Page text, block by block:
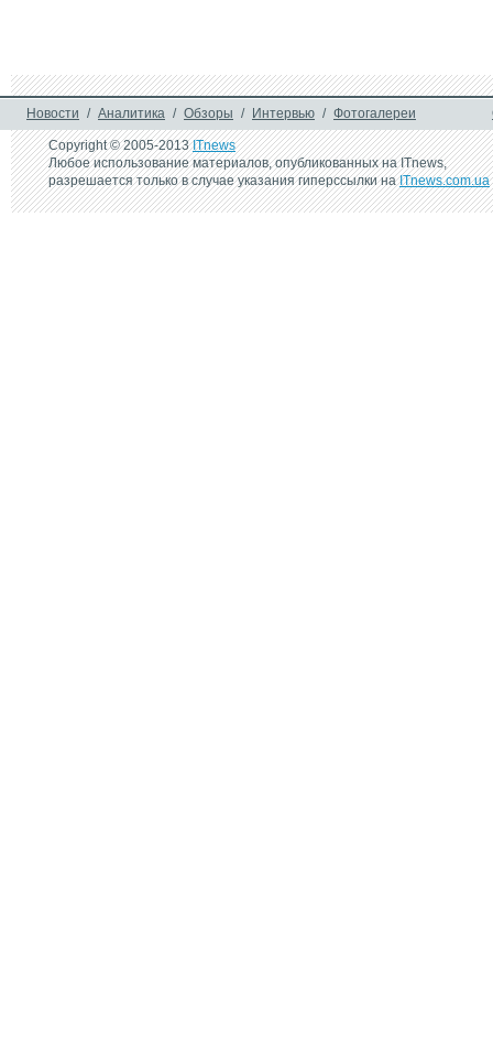
Новости / Аналитика / Обзоры / Интервью / Фотогалереи
Copyright © 2005-2013ITnews
Любое использование материалов, опубликованных на ITnews,
разрешается только в случае указания гиперссылки наITnews.com.ua